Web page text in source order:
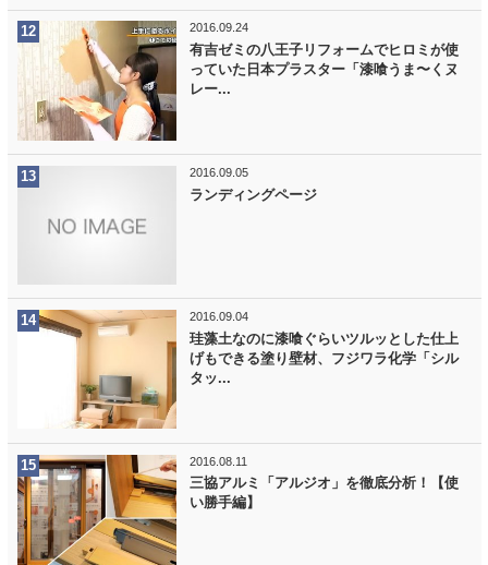
2016.09.24
有吉ゼミの八王子リフォームでヒロミが使
っていた日本プラスター「漆喰うま〜くヌ
レー...
2016.09.05
ランディングページ
2016.09.04
珪藻土なのに漆喰ぐらいツルッとした仕上
げもできる塗り壁材、フジワラ化学「シル
タッ...
2016.08.11
三協アルミ「アルジオ」を徹底分析！【使
い勝手編】